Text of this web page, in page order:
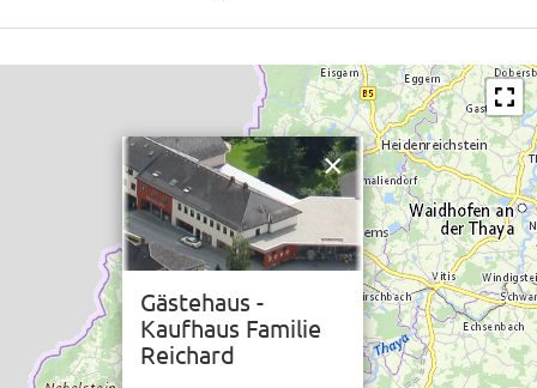
Bushaltestelle in 0.5 km
Ortszentrum in 0.3 km
Restaurant in 0.1 km
Schwimmbad in 11 km
See / Teich in 0.5 km
Skilift in 8 km
Loipe in 0.5 km
Gästehaus -
Kaufhaus Familie
Reichard
×